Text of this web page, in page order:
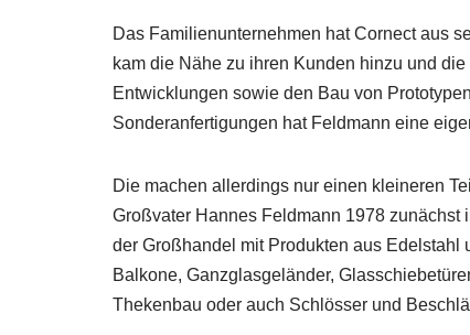
Das Familienunternehmen hat Cornect aus
kam die Nähe zu ihren Kunden hinzu und
Entwicklungen sowie den Bau von
Sonderanfertigungen hat Feldmann eine
Die machen allerdings nur einen kleineren
Großvater Hannes Feldmann 1978
der Großhandel mit Produkten aus
Balkone, Ganzglasgeländer,
Thekenbau oder auch Schlösser und